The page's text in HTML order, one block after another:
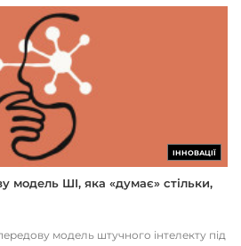
ІННОВАЦІЇ
модель ШІ, яка «думає» стільки,
модель штучного інтелекту під